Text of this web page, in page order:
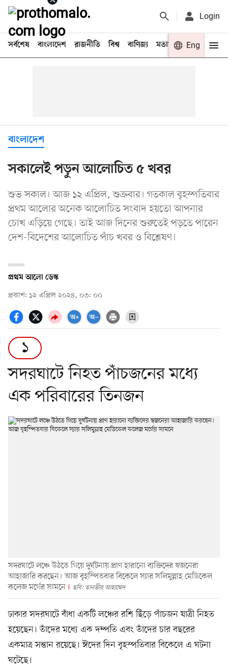
Login
সর্বশেষ বাংলাদেশ রাজনীতি বিশ্ব বাণিজ্য মতামত খেলা
Eng
বাংলাদেশ
সকালেই পড়ুন আলোচিত ৫ খবর
শুভ সকাল। আজ ১২ এপ্রিল, শুক্রবার। গতকাল বৃহস্পতিবার
প্রথম আলোর অনেক আলোচিত সংবাদ হয়তো আপনার
চোখ এড়িয়ে গেছে। তাই আজ দিনের শুরুতেই পড়তে পারেন
দেশ-বিদেশের আলোচিত পাঁচ খবর ও বিশ্লেষণ।
প্রথম আলো ডেস্ক
প্রকাশ: ১২ এপ্রিল ২০২৪, ০৩: ০০
১
সদরঘাটে নিহত পাঁচজনের মধ্যে
এক পরিবারের তিনজন
সদরঘাটে লঞ্চে উঠতে গিয়ে দুর্ঘটনায় প্রাণ হারানো ব্যক্তিদের স্বজনেরা
আহাজারি করছেন। আজ বৃহস্পিতবার বিকেলে স্যার সলিমুল্লাহ মেডিকেল
কলেজ মর্গের সামনে
ছবি: তানভীর আহাম্মেদ
ঢাকার সদরঘাটে বাঁধা একটি লঞ্চের রশি ছিঁড়ে পাঁচজন যাত্রী নিহত
হয়েছেন। তাঁদের মধ্যে এক দম্পতি এবং তাঁদের চার বছরের
একমাত্র সন্তান রয়েছে। ঈদের দিন বৃহস্পতিবার বিকেলে এ ঘটনা
ঘটেছে।